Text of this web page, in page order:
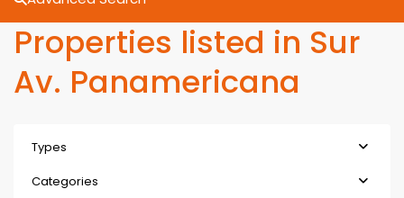
Properties listed in Sur
Av. Panamericana
Types
Categories